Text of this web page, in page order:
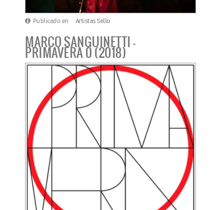
Publicado en Artistas Sello
MARCO SANGUINETTI -
PRIMAVERA 0 (2018)